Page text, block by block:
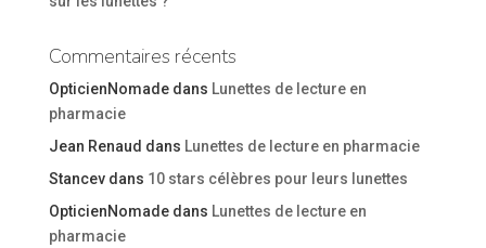
Commentaires récents
OpticienNomadedans Lunettes de lecture en
pharmacie
Jean Renaud dans Lunettes de lecture en pharmacie
Stancevdans 10 stars célèbres pour leurs lunettes
OpticienNomadedans Lunettes de lecture en
pharmacie